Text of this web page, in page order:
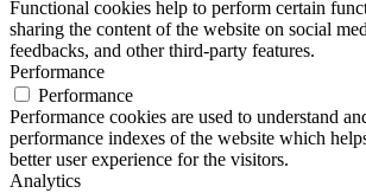
Functional cookies help to perform certain
sharing the content of the website on social
feedbacks, and other third-party features.
Performance
Performance
Performance cookies are used to understand
performance indexes of the website which
better user experience for the visitors.
Analytics